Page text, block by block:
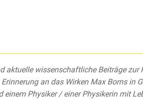
aktuelle wissenschaftliche Beiträge zur
an das Wirken Max Borns in
Physiker / einer Physikerin mit